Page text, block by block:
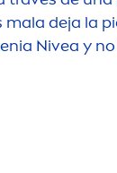
deja la
Nivea y